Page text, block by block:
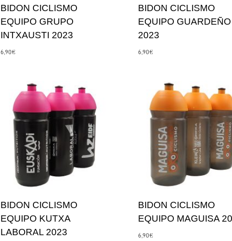
BIDON CICLISMO
EQUIPO GRUPO
INTXAUSTI 2023
6,90€
BIDON CICLISMO
EQUIPO GUARDEÑO
2023
6,90€
BIDON CICLISMO
EQUIPO KUTXA
LABORAL 2023
BIDON CICLISMO
EQUIPO MAGUISA
6,90€